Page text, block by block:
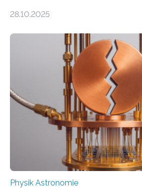
fundamentalen Physik
Messungen verwenden. Das hatte
vermutet, weltweit war nach den
Atomkern-Zuständen gesucht
einem Team der TU Wien mit
internationaler Partner der
Der lange diskutierte Thorium-
gefunden. Kurz darauf konnte man
Thorium tatsächlich nutzen lässt,
28.10.2025
Physik Astronomie